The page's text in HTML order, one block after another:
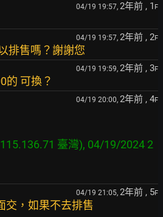
04/19 19:57, 2年前 , 1 F
04/19 19:57, 2年前 , 2F
排售嗎？謝謝您
04/19 19:59, 2年前 , 3F
的 可換？
04/19 20:00, 2年前 , 4F
臺灣), 04/19/2024 2
04/19 21:05, 2年前 , 5F
交，如果不去排售